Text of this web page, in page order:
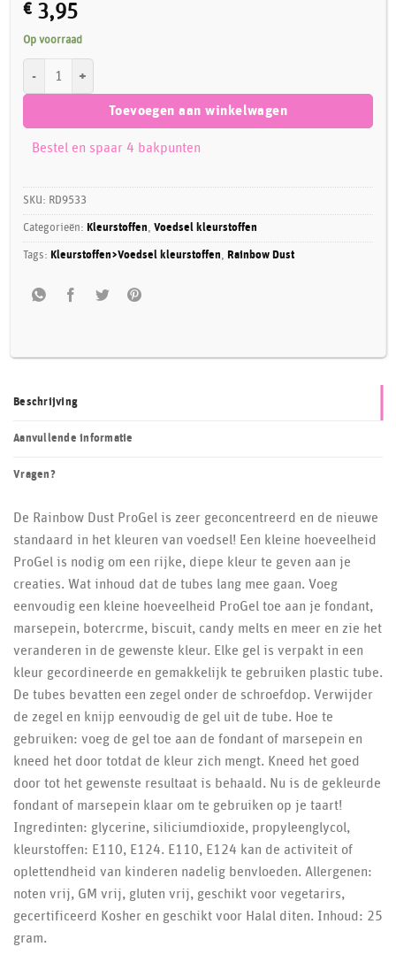
€ 3,95
Op voorraad
Toevoegen aan winkelwagen
Bestel en spaar 4 bakpunten
SKU: RD9533
Categorieën: Kleurstoffen,Voedsel kleurstoffen
Tags: Kleurstoffen>Voedsel kleurstoffen, Rainbow Dust
Beschrijving
Aanvullende informatie
Vragen?
De Rainbow Dust ProGel is zeer geconcentreerd en de nieuwe
standaard in het kleuren van voedsel! Een kleine hoeveelheid
ProGel is nodig om een rijke, diepe kleur te geven aan je
creaties. Wat inhoud dat de tubes lang mee gaan. Voeg
eenvoudig een kleine hoeveelheid ProGel toe aan je fondant,
marsepein, botercrme, biscuit, candy melts en meer en zie het
veranderen in de gewenste kleur. Elke gel is verpakt in een
kleur gecordineerde en gemakkelijk te gebruiken plastic tube.
De tubes bevatten een zegel onder de schroefdop. Verwijder
de zegel en knijp eenvoudig de gel uit de tube. Hoe te
gebruiken: voeg de gel toe aan de fondant of marsepein en
kneed het door totdat de kleur zich mengt. Kneed het goed
door tot het gewenste resultaat is behaald. Nu is de gekleurde
fondant of marsepein klaar om te gebruiken op je taart!
Ingredinten: glycerine, siliciumdioxide, propyleenglycol,
kleurstoffen: E110, E124. E110, E124 kan de activiteit of
oplettendheid van kinderen nadelig benvloeden. Allergenen:
noten vrij, GM vrij, gluten vrij, geschikt voor vegetarirs,
gecertificeerd Kosher en geschikt voor Halal diten. Inhoud: 25
gram.